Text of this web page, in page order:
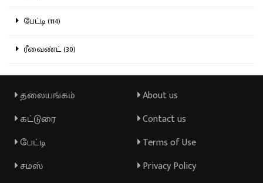
பேட்டி (114)
ரீவைண்ட் (30)
தலையங்கம்
கட்டுரை
பேட்டி
சமஸ்
About us
Contact us
Terms of Use
Privacy Policy